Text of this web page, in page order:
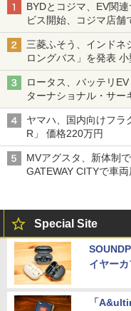
BYDとコジマ、EV関
ビス開始、コジマ店舗
三菱ふそう、インドネ
ロングバス」を発表
バス
ロータス、バッテリ
ターナショナル・サー
ヤマハ、国内向けフラ
R」 価格220万円
MVアグスタ、新体制
GATEWAY CITYで車
Special Site
イヤー
「